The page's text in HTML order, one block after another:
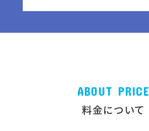
ABOUT PRICE
料金について